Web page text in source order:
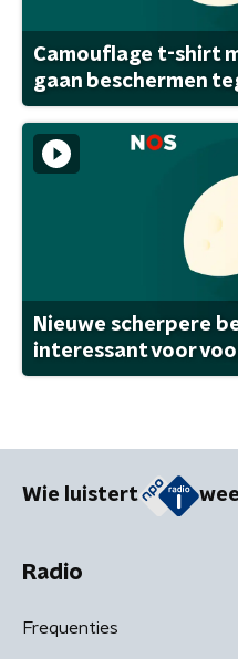
Camouflage t-shirt
gaan beschermen
Nieuwe scherpere
interessant voor
Wie luistert
Radio
Frequenties